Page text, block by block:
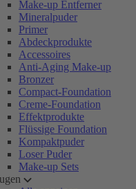
Make-up Entferner
Mineralpuder
Primer
Abdeckprodukte
Accessoires
Anti-Aging Make-up
Bronzer
Compact-Foundation
Creme-Foundation
Effektprodukte
Flüssige Foundation
Kompaktpuder
Loser Puder
Make-up Sets